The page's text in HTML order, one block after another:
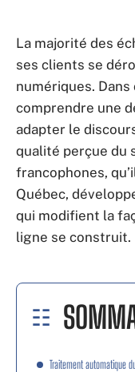
La majorité des
ses clients se
numériques.
comprendre une
adapter le
qualité perçue du
francophones,
Québec,
qui modifient la
ligne se construit.
Traitement automatique